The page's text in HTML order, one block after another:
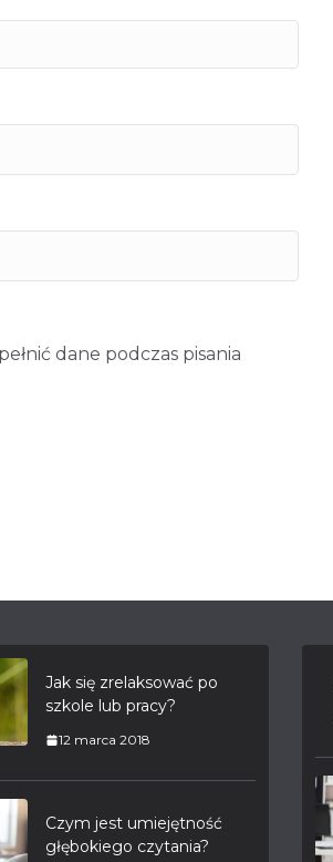
dane podczas pisania
Jak się zrelaksować po
szkole lub pracy?
12 marca 2018
Czym jest umiejętność
głębokiego czytania?